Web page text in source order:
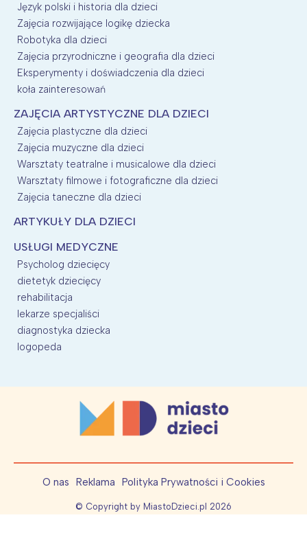
Język polski i historia dla dzieci
Zajęcia rozwijające logikę dziecka
Robotyka dla dzieci
Zajęcia przyrodniczne i geografia dla dzieci
Eksperymenty i doświadczenia dla dzieci
koła zainteresowań
ZAJĘCIA ARTYSTYCZNE DLA DZIECI
Zajęcia plastyczne dla dzieci
Zajęcia muzyczne dla dzieci
Warsztaty teatralne i musicalowe dla dzieci
Warsztaty filmowe i fotograficzne dla dzieci
Zajęcia taneczne dla dzieci
ARTYKUŁY DLA DZIECI
USŁUGI MEDYCZNE
Psycholog dziecięcy
dietetyk dziecięcy
rehabilitacja
lekarze specjaliści
diagnostyka dziecka
logopeda
O nas Reklama Polityka Prywatności i Cookies
© Copyright by MiastoDzieci.pl 2026